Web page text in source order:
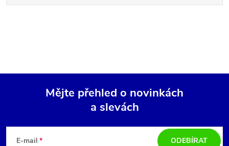
Mějte přehled o novinkách
a slevách
E-mail ODEBÍRAT